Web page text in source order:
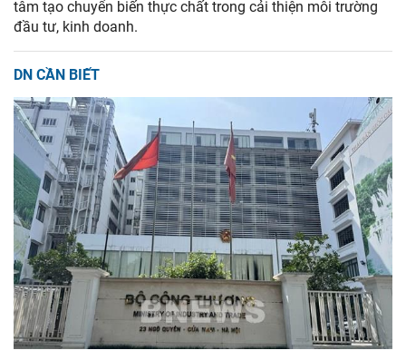
tâm tạo chuyển biến thực chất trong cải thiện môi trường
đầu tư, kinh doanh.
DN CẦN BIẾT